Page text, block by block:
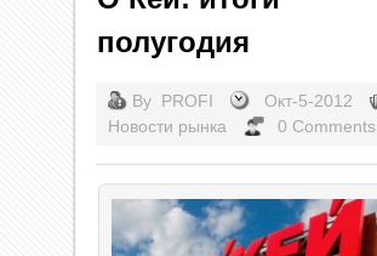
полугодия
By PROFI
Окт-5-2012
Новости рынка
0 Comments.